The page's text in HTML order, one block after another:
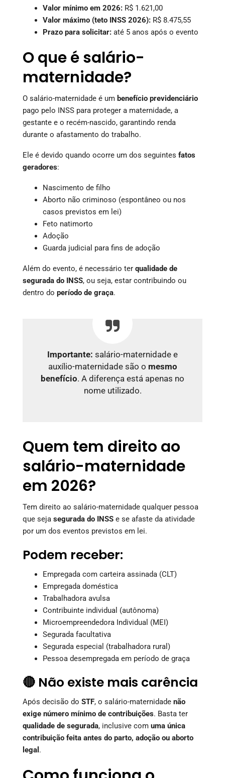
Valor mínimo em 2026: R$ 1.621,00
Valor máximo (teto INSS 2026): R$ 8.475,55
Prazo para solicitar: até 5 anos após o evento
O que é salário-
maternidade?
O salário-maternidade é um benefício previdenciário
pago pelo INSS para proteger a maternidade, a
gestante e o recém-nascido, garantindo renda
durante o afastamento do trabalho.
Ele é devido quando ocorre um dos seguintes fatos
geradores:
Nascimento de filho
Aborto não criminoso (espontâneo ou nos
casos previstos em lei)
Feto natimorto
Adoção
Guarda judicial para fins de adoção
Além do evento, é necessário ter qualidade de
segurada do INSS, ou seja, estar contribuindo ou
dentro do período de graça.
Importante: salário-maternidade e
auxílio-maternidade são o mesmo
benefício. A diferença está apenas no
nome utilizado.
Quem tem direito ao
salário-maternidade
em 2026?
Tem direito ao salário-maternidade qualquer pessoa
que seja segurada do INSS e se afaste da atividade
por um dos eventos previstos em lei.
Podem receber:
Empregada com carteira assinada (CLT)
Empregada doméstica
Trabalhadora avulsa
Contribuinte individual (autônoma)
Microempreendedora Individual (MEI)
Segurada facultativa
Segurada especial (trabalhadora rural)
Pessoa desempregada em período de graça
🔴 Não existe mais carência
Após decisão do STF, o salário-maternidade não
exige número mínimo de contribuições. Basta ter
qualidade de segurada, inclusive com uma única
contribuição feita antes do parto, adoção ou aborto
legal .